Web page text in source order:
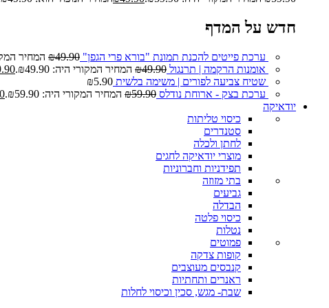
חדש על המדף
ערכת פייטים להכנת תמונת "בורא פרי הגפן" ₪49.90 המחיר המקורי
אומנות הרקמה | תרנגול
₪49.90 המחיר המקורי היה: ₪49.90.
שטיח צביעה לפורים | משימה בלשית
₪5.90
ערכת בצק - ארוחת נודלס
₪59.90 המחיר המקורי היה: ₪59.90.
יודאיקה
כיסוי טליתות
סטנדרים
לחתן ולכלה
מוצרי יודאיקה לחגים
תפידניות וחברוניות
בתי מזוזה
גביעים
הבדלה
כיסוי פלטה
נטלות
פמוטים
קופות צדקה
קנבסים מעוצבים
ראנרים ותחתיות
שבת- מגש, סכין וכיסוי לחלות